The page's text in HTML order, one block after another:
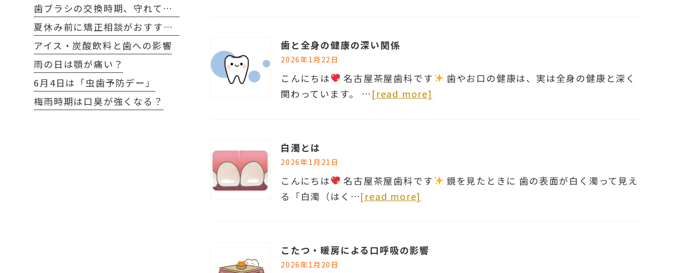
歯と全身の健康の深い関係
2026年1月22日
こんにちは 名古屋茶屋歯科です
歯やお口の健康は、実は全身の健康と深く
関わっています。 … [read more]
白濁とは
2026年1月21日
こんにちは 名古屋茶屋歯科です
鏡を見たときに 歯の表面が白く濁って見え
る「白濁（はく…[read more]
こたつ・暖房による口呼吸の影響
2026年1月20日
歯ブラシの交換時期、守れていますか？
夏休み前に矯正相談がおすすめな理由
アイス・炭酸飲料と歯への影響
雨の日は顎が痛い？
6月4日は「虫歯予防デー」
梅雨時期は口臭が強くなる？